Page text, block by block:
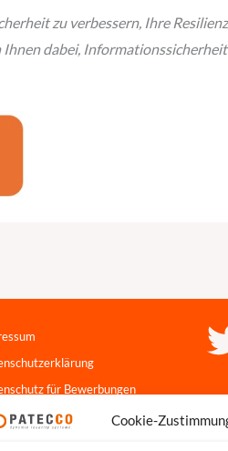
Cookie-
zu verbessern, Ihre
dabei,
für Bewerbungen
Richtlinie